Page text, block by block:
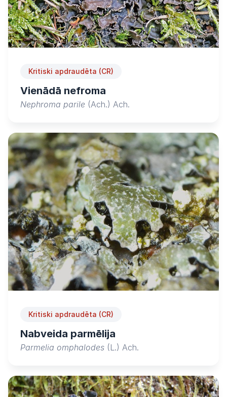
Kritiski apdraudēta (CR)
Vienādā nefroma
Nephroma parile (Ach.) Ach.
Kritiski apdraudēta (CR)
Nabveida parmēlija
Parmelia omphalodes (L.) Ach.